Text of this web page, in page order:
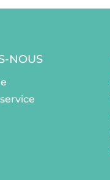
NOUS